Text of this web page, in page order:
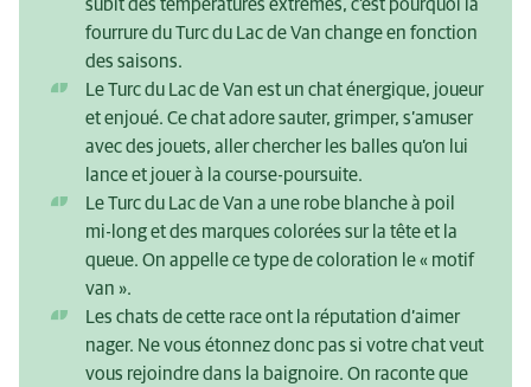
subit des températures extrêmes, c’est pourquoi la
fourrure du Turc du Lac de Van change en fonction
des saisons.
Le Turc du Lac de Van est un chat énergique, joueur
et enjoué. Ce chat adore sauter, grimper, s’amuser
avec des jouets, aller chercher les balles qu’on lui
lance et jouer à la course-poursuite.
Le Turc du Lac de Van a une robe blanche à poil
mi-long et des marques colorées sur la tête et la
queue. On appelle ce type de coloration le « motif
van ».
Les chats de cette race ont la réputation d’aimer
nager. Ne vous étonnez donc pas si votre chat veut
vous rejoindre dans la baignoire. On raconte que